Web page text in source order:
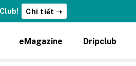
Chi tiết ➝
eMagazine Dripclub